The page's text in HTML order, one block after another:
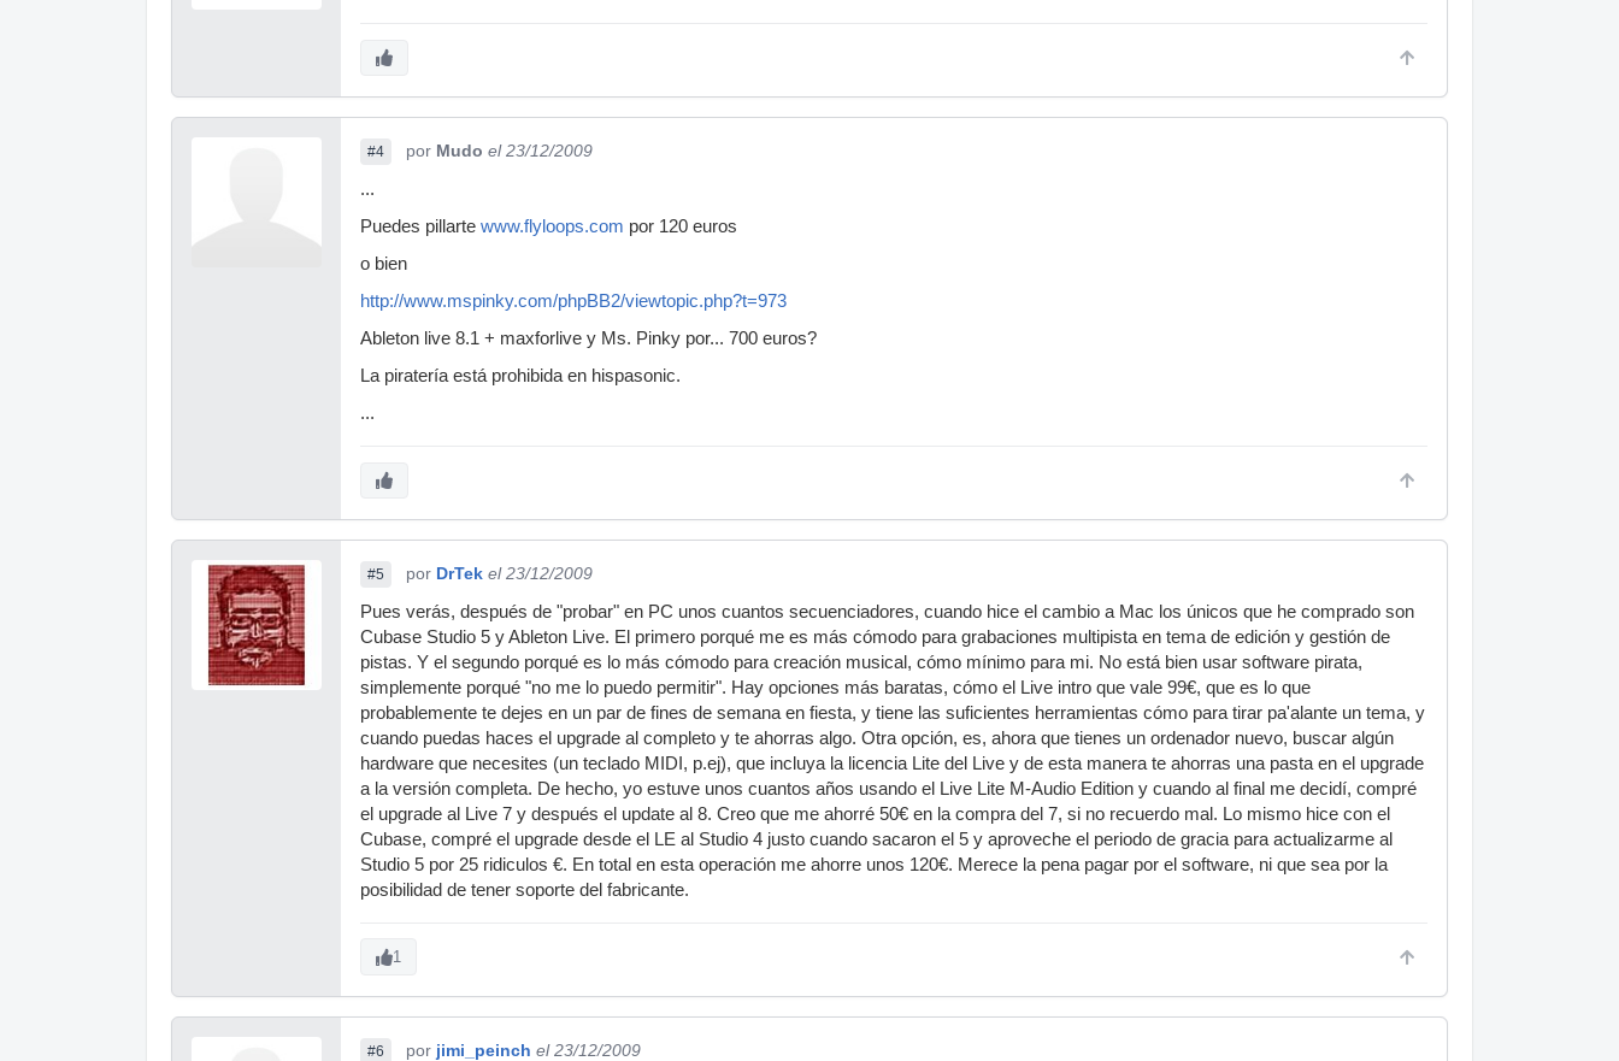
#4 por Mudo el 23/12/2009
...
Puedes pillarte www.flyloops.com por 120 euros
o bien
http://www.mspinky.com/phpBB2/viewtopic.php?t=973
Ableton live 8.1 + maxforlive y Ms. Pinky por... 700 euros?
La piratería está prohibida en hispasonic.
...
#5 por DrTek el 23/12/2009
Pues verás, después de "probar" en PC unos cuantos secuenciadores, cuando hice el cambio a Mac los únicos que he comprado son
Cubase Studio 5 y Ableton Live. El primero porqué me es más cómodo para grabaciones multipista en tema de edición y gestión de
pistas. Y el segundo porqué es lo más cómodo para creación musical, cómo mínimo para mi. No está bien usar software pirata,
simplemente porqué "no me lo puedo permitir". Hay opciones más baratas, cómo el Live intro que vale 99€, que es lo que
probablemente te dejes en un par de fines de semana en fiesta, y tiene las suficientes herramientas cómo para tirar pa'alante un tema, y
cuando puedas haces el upgrade al completo y te ahorras algo. Otra opción, es, ahora que tienes un ordenador nuevo, buscar algún
hardware que necesites (un teclado MIDI, p.ej), que incluya la licencia Lite del Live y de esta manera te ahorras una pasta en el upgrade
a la versión completa. De hecho, yo estuve unos cuantos años usando el Live Lite M-Audio Edition y cuando al final me decidí, compré
el upgrade al Live 7 y después el update al 8. Creo que me ahorré 50€ en la compra del 7, si no recuerdo mal. Lo mismo hice con el
Cubase, compré el upgrade desde el LE al Studio 4 justo cuando sacaron el 5 y aproveche el periodo de gracia para actualizarme al
Studio 5 por 25 ridiculos €. En total en esta operación me ahorre unos 120€. Merece la pena pagar por el software, ni que sea por la
posibilidad de tener soporte del fabricante.
1
#6 por jimi_peinch el 23/12/2009